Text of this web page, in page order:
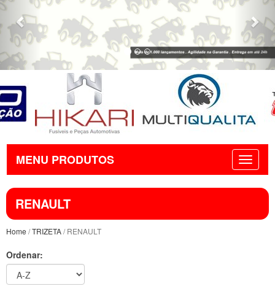
MENU PRODUTOS
RENAULT
Home /TRIZETA/ RENAULT
Ordenar: